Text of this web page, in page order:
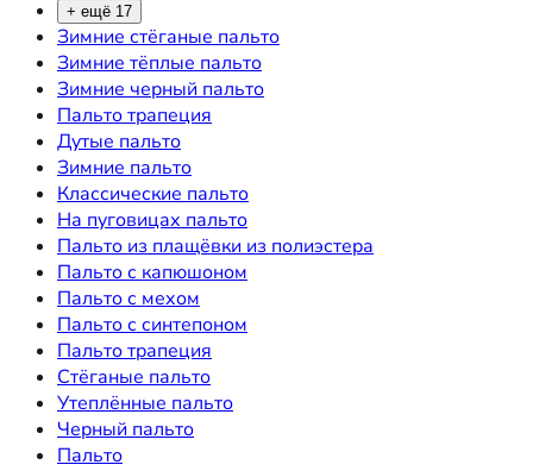
+ ещё 17
Зимние стёганые пальто
Зимние тёплые пальто
Зимние черный пальто
Пальто трапеция
Дутые пальто
Зимние пальто
Классические пальто
На пуговицах пальто
Пальто из плащёвки из полиэстера
Пальто с капюшоном
Пальто с мехом
Пальто с синтепоном
Пальто трапеция
Стёганые пальто
Утеплённые пальто
Черный пальто
Пальто